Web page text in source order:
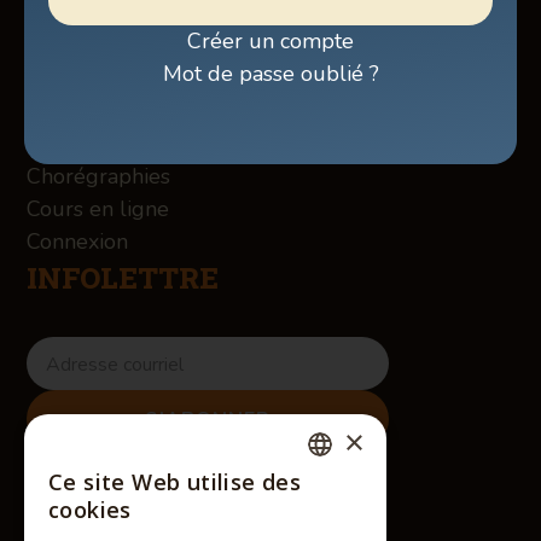
Créer un compte
Mot de passe oublié ?
Billetterie
À propos des Winslow
Contact
Chorégraphies
Cours en ligne
Connexion
INFOLETTRE
RÉSEAUX SOCIAUX
×
Ce site Web utilise des
cookies